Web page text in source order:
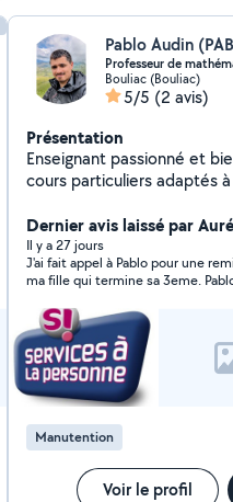
Professeur de
Bouliac (Bouliac)
5/5 (2 avis)
Présentation
Enseignant passionné et
cours particuliers adaptés
Aider chacun à prendre
progresser à son rythme et
d'apprendre.
Dernier avis laissé par
Il y a 27 jours
J'ai fait appel à Pablo pour une
ma fille qui termine sa 3eme.
sent plus à l'aise avec cette
Manutention
Voir le profil